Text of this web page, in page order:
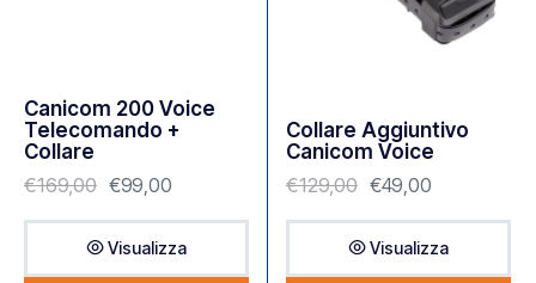
Canicom 200 Voice
Telecomando +
Collare
€169,00 €99,00
Visualizza
Collare Aggiuntivo
Canicom Voice
€129,00 €49,00
Visualizza